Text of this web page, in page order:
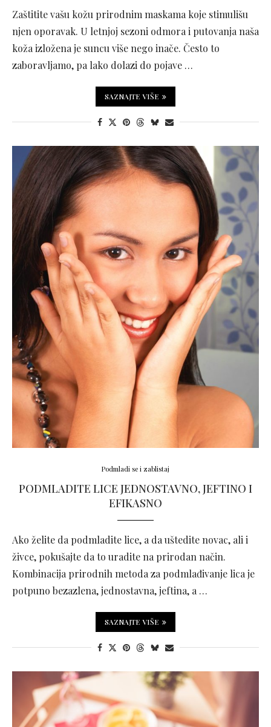
Zaštitite vašu kožu prirodnim maskama koje stimulišu
njen oporavak. U letnjoj sezoni odmora i putovanja naša
koža izložena je suncu više nego inače. Često to
zaboravljamo, pa lako dolazi do pojave …
SAZNAJTE VIŠE
Podmladi se i zablistaj
PODMLADITE LICE JEDNOSTAVNO, JEFTINO I
EFIKASNO
Ako želite da podmladite lice, a da uštedite novac, ali i
živce, pokušajte da to uradite na prirodan način.
Kombinacija prirodnih metoda za podmlađivanje lica je
potpuno bezazlena, jednostavna, jeftina, a …
SAZNAJTE VIŠE